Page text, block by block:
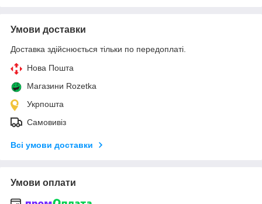
Умови доставки
Доставка здійснюється тільки по передоплаті.
Нова Пошта
Магазини Rozetka
Укрпошта
Самовивіз
Всі умови доставки
Умови оплати